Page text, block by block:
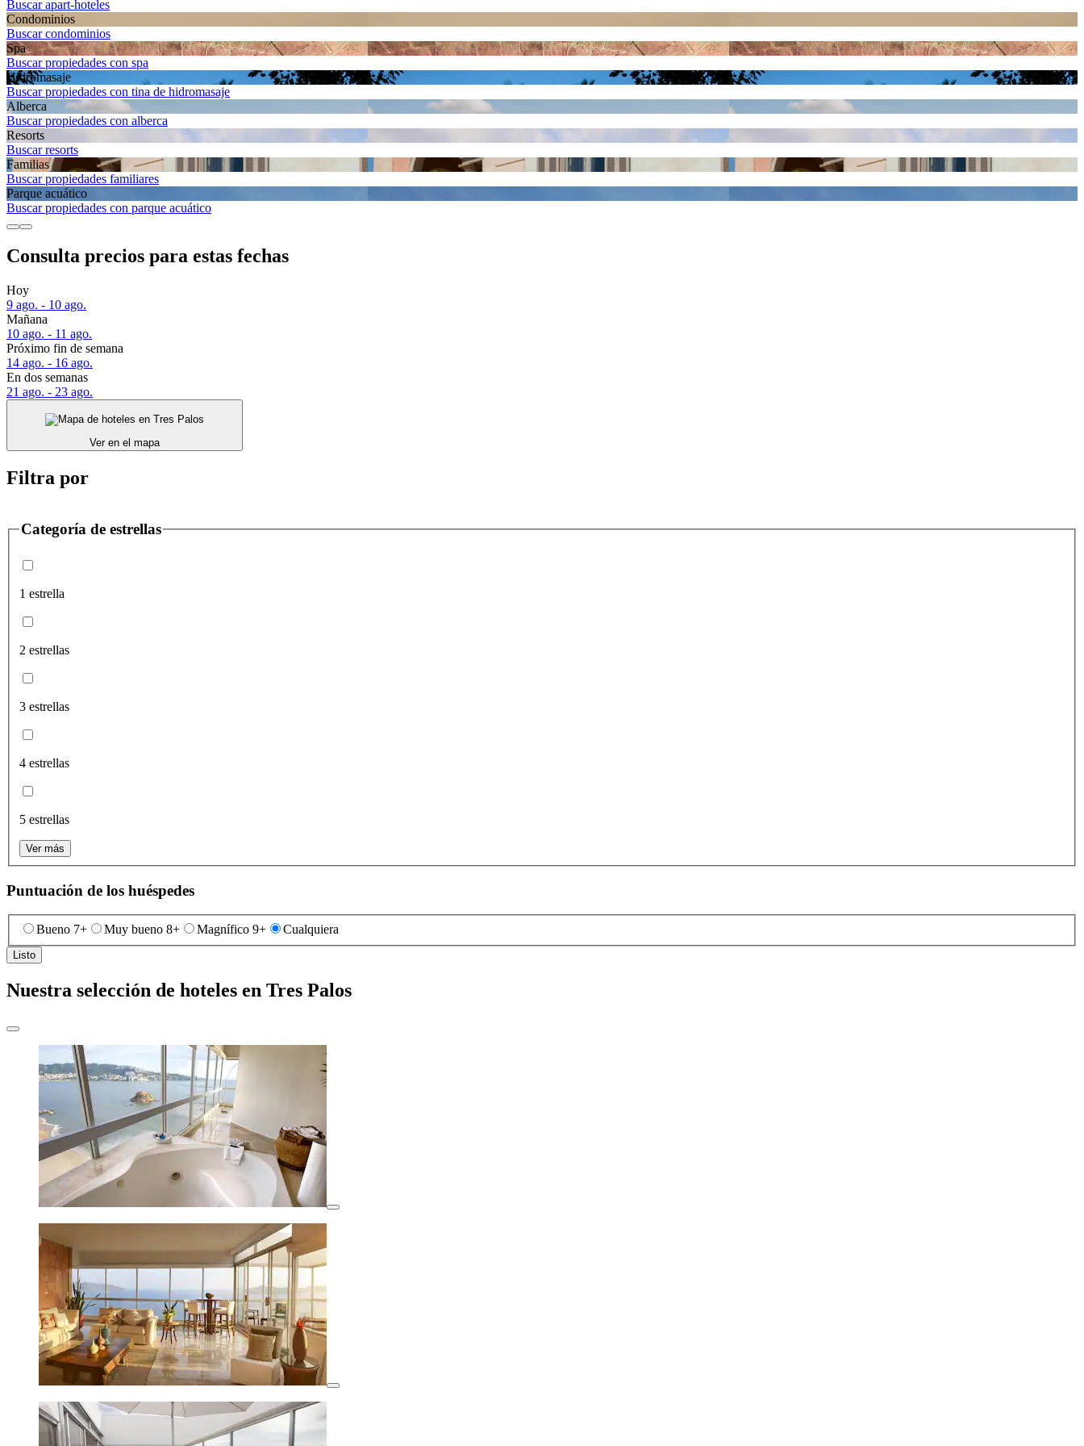
Buscar apart-hoteles
Condominios
Buscar condominios
Spa
Buscar propiedades con spa
Hidromasaje
Buscar propiedades con tina de hidromasaje
Alberca
Buscar propiedades con alberca
Resorts
Buscar resorts
Familias
Buscar propiedades familiares
Parque acuático
Buscar propiedades con parque acuático
Consulta precios para estas fechas
Hoy
9 ago. - 10 ago.
Mañana
10 ago. - 11 ago.
Próximo fin de semana
14 ago. - 16 ago.
En dos semanas
21 ago. - 23 ago.
Ver en el mapa
Filtra por
Categoría de estrellas
1 estrella
2 estrellas
3 estrellas
4 estrellas
5 estrellas
Ver más
Puntuación de los huéspedes
Bueno 7+ Muy bueno 8+ Magnífico 9+ Cualquiera
Listo
Nuestra selección de hoteles en Tres Palos